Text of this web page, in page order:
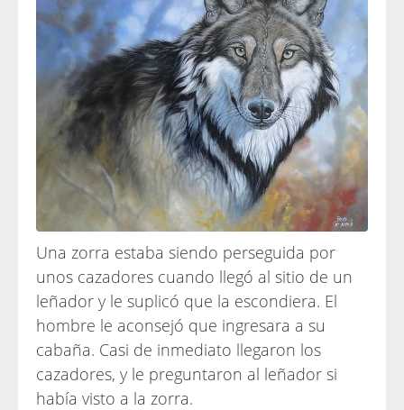
Una zorra estaba siendo perseguida por
unos cazadores cuando llegó al sitio de un
leñador y le suplicó que la escondiera. El
hombre le aconsejó que ingresara a su
cabaña. Casi de inmediato llegaron los
cazadores, y le preguntaron al leñador si
había visto a la zorra.